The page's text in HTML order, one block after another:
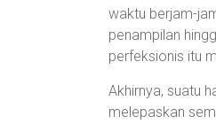
waktu berjam-
penampilan
perfeksionis itu
Akhirnya, suatu
melepaskan